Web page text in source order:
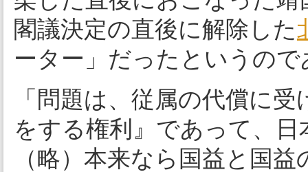
閣議決定の直後に解除した
ーター」だったというので
「問題は、従属の代償に
をする権利』であって、
（略）本来なら国益と国